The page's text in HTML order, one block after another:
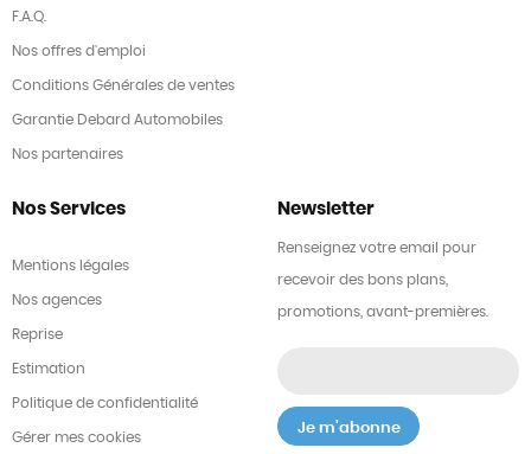
F.A.Q.
Nos offres d'emploi
Conditions Générales de ventes
Garantie Debard Automobiles
Nos partenaires
Nos Services
Mentions légales
Nos agences
Reprise
Estimation
Politique de confidentialité
Gérer mes cookies
Newsletter
Renseignez votre email pour
recevoir des bons plans,
promotions, avant-premières.